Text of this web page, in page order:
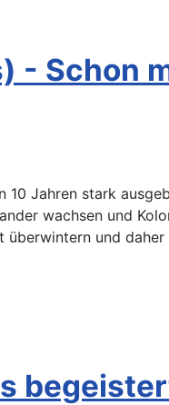
- Schon
10 Jahren stark
wachsen und
und